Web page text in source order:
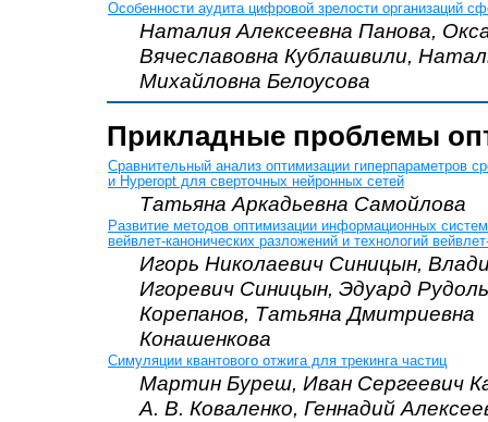
Особенности аудита цифровой зрелости организаций
Наталия Алексеевна Панова,
Вячеславовна Кублашвили,
Михайловна Белоусова
Прикладные проблемы
Сравнительный анализ оптимизации гиперпараметров
и Hyperopt для сверточных нейронных сетей
Татьяна Аркадьевна Самойлова
Развитие методов оптимизации информационных
вейвлет-канонических разложений и технологий
Игорь Николаевич Синицын,
Игоревич Синицын, Эдуард
Корепанов, Татьяна Дмитриевна
Конашенкова
Симуляции квантового отжига для трекинга частиц
Мартин Буреш, Иван Сергеевич
А. В. Коваленко, Геннадий